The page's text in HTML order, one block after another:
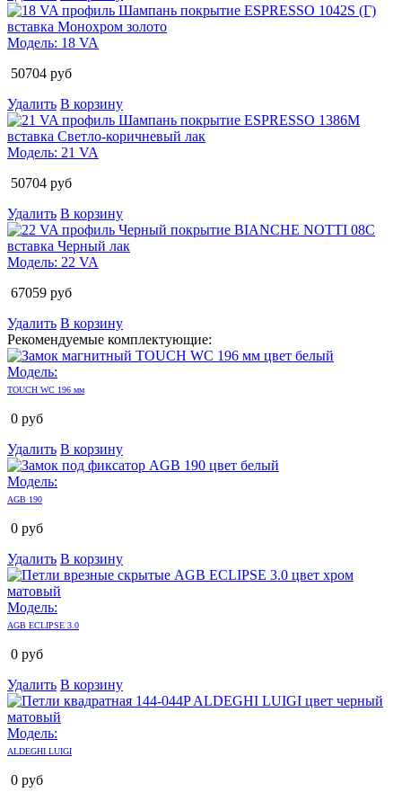
Модель: 18 VA
50704 руб
Удалить В корзину
Модель: 21 VA
50704 руб
Удалить В корзину
Модель: 22 VA
67059 руб
Удалить В корзину
Рекомендуемые комплектующие:
Модель:
TOUCH WC 196 мм
0 руб
Удалить В корзину
Модель:
AGB 190
0 руб
Удалить В корзину
Модель:
AGB ECLIPSE 3.0
0 руб
Удалить В корзину
Модель:
ALDEGHI LUIGI
0 руб